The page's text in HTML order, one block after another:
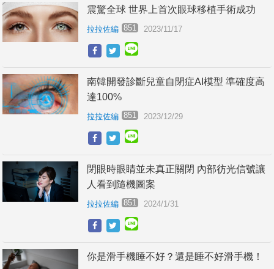
震驚全球 世界上首次眼球移植手術成功
拉拉佐編 851 2023/11/17
南韓開發診斷兒童自閉症AI模型 準確度高
達100%
拉拉佐編 851 2023/12/29
閉眼時眼睛並未真正關閉 內部彷光信號讓
人看到隨機圖案
拉拉佐編 851 2024/1/31
你是滑手機睡不好？還是睡不好滑手機！